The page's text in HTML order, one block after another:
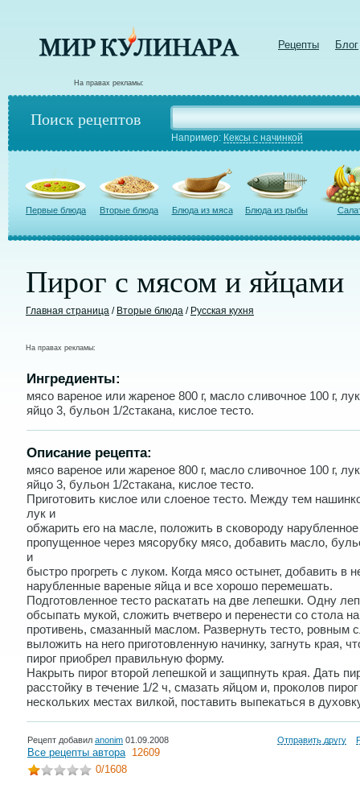
Рецепты Блог
На правах рекламы:
Поиск рецептов
Например: Кексы с начинкой
Первые блюда Вторые блюда Блюда из мяса Блюда из рыбы
Пирог с мясом и яйцами
Главная страница / Вторые блюда / Русская кухня
На правах рекламы:
Ингредиенты:
мясо вареное или жареное 800 г, масло сливочное 100 г,
яйцо 3, бульон 1/2стакана, кислое тесто.
Описание рецепта:
мясо вареное или жареное 800 г, масло сливочное 100 г,
яйцо 3, бульон 1/2стакана, кислое тесто.
Приготовить кислое или слоеное тесто. Между тем
лук и
обжарить его на масле, положить в сковороду
пропущенное через мясорубку мясо, добавить масло,
и
быстро прогреть с луком. Когда мясо остынет, добавить в
нарубленные вареные яйца и все хорошо перемешать.
Подготовленное тесто раскатать на две лепешки. Одну
обсыпать мукой, сложить вчетверо и перенести со стола на
противень, смазанный маслом. Развернуть тесто, ровным
выложить на него приготовленную начинку, загнуть края,
пирог приобрел правильную форму.
Накрыть пирог второй лепешкой и защипнуть края. Дать
расстойку в течение 1/2 ч, смазать яйцом и, проколов пирог
нескольких местах вилкой, поставить выпекаться в
Рецепт добавил anonim 01.09.2008 Отправить другу
Все рецепты автора 12609
0/1608